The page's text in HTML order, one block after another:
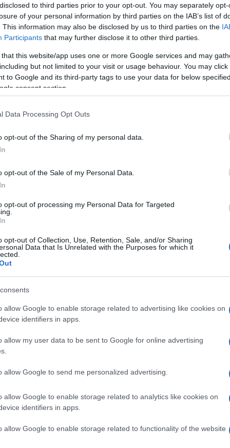
to third parties prior to your opt-out. You may separately
of your personal information by third parties on the IAB’s list of
This information may also be disclosed by us to third parties on the
Participants that may further disclose it to other third parties.
that this website/app uses one or more Google services and may
but not limited to your visit or usage behaviour. You may
to Google and its third-party tags to use your data for below
consent section.
Data Processing Opt Outs
opt-out of the Sharing of my personal data.
opt-out of the Sale of my Personal Data.
opt-out of processing my Personal Data for Targeted
opt-out of Collection, Use, Retention, Sale, and/or Sharing
Data that Is Unrelated with the Purposes for which it
allow Google to enable storage related to advertising like cookies on
identifiers in apps.
allow my user data to be sent to Google for online advertising
allow Google to send me personalized advertising.
allow Google to enable storage related to analytics like cookies on
identifiers in apps.
allow Google to enable storage related to functionality of the website
intermedio che prevede ricavi intorno ai
compreso tra il22%e il24%per il periodo 2027-
ampio per ottimizzare la struttura dei costi e
per sostenere la crescita futura dell’azienda.
ha avviato un programma di
include un’iniziativa di ridimensionamento
significativa riduzione dei costi operativi. Secondo
dei costi in milioni di dollari, collocandosi
entro la fine del 2027.